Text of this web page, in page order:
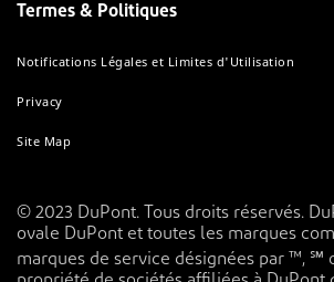
Termes & Politiques
Notifications Légales et Limites d'Utilisation
Privacy
Site Map
© 2023 DuPont. Tous droits réservés.
ovale DuPont et toutes les marques
marques de service désignées par ™, ℠